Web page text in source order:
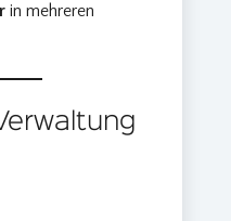
in mehreren